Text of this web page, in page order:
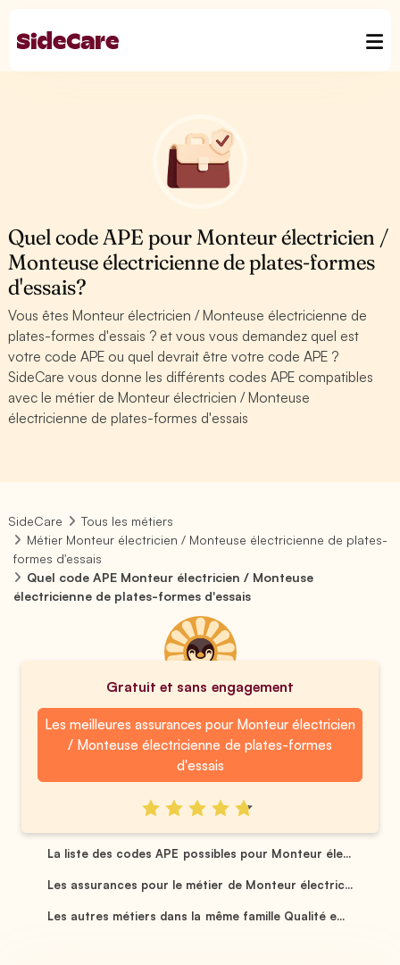
Quel code APE pour Monteur électricien /
Monteuse électricienne de plates-formes
d'essais?
Vous êtes Monteur électricien / Monteuse électricienne de
plates-formes d'essais ? et vous vous demandez quel est
votre code APE ou quel devrait être votre code APE ?
SideCare vous donne les différents codes APE compatibles
avec le métier de Monteur électricien / Monteuse
électricienne de plates-formes d'essais
SideCare
Tous les métiers
Métier Monteur électricien / Monteuse électricienne de plates-
formes d'essais
Quel code APE Monteur électricien / Monteuse
électricienne de plates-formes d'essais
Gratuit et sans engagement
Les meilleures assurances pour Monteur électricien
/ Monteuse électricienne de plates-formes
d'essais
La liste des codes APE possibles pour Monteur éle...
Les assurances pour le métier de Monteur électric...
Les autres métiers dans la même famille Qualité e...